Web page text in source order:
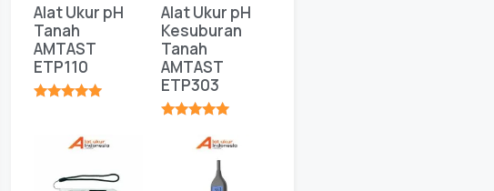
Alat Ukur pH
Tanah
AMTAST
ETP110
Alat Ukur pH
Kesuburan
Tanah
AMTAST
ETP303